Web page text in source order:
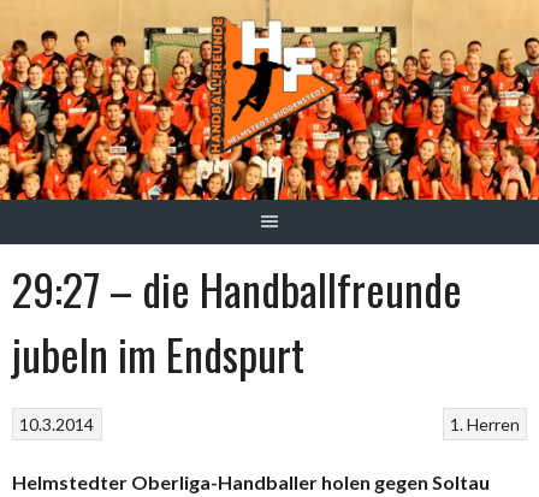
zum
Inhalt
29:27 – die Handballfreunde
jubeln im Endspurt
1. Herren
10.3.2014
Helmstedter Oberliga-Handballer holen gegen Soltau